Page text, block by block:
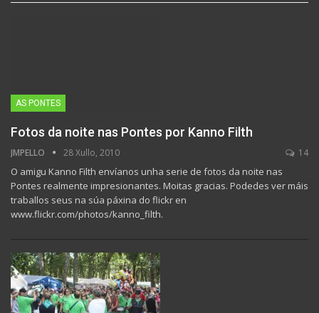
AS PONTES
Fotos da noite nas Pontes por Kanno Filth
JMPELLO 28 Xullo, 2010 14
O amigu Kanno Filth envíanos unha serie de fotos da noite nas
Pontes realmente impresionantes. Moitas gracias. Podedes ver máis
traballos seus na súa páxina do flickr en
www.flickr.com/photos/kanno_filth.